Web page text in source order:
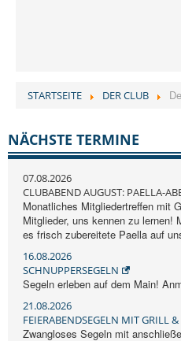
STARTSEITE DER CLUB
NÄCHSTE TERMINE
07.08.2026
CLUBABEND AUGUST: PAELLA-
Monatliches Mitgliedertreffen mit
Mitglieder, uns kennen zu lernen!
es frisch zubereitete Paella auf
16.08.2026
SCHNUPPERSEGELN
Segeln erleben auf dem Main!
21.08.2026
FEIERABENDSEGELN MIT GRILL
Zwangloses Segeln mit